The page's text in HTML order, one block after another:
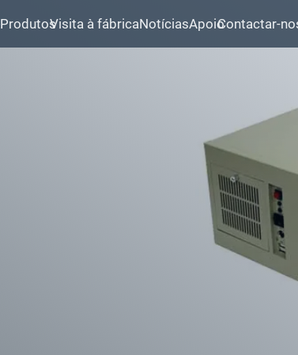
ProdutosVisita à fábricaNotíciasApoioContactar-